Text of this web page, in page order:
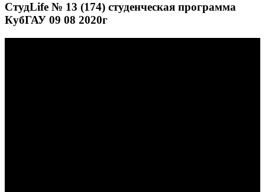
СтудLife № 13 (174) студенческая программа
КубГАУ 09 08 2020г